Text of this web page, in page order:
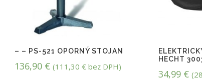
– – PS-521 OPORNÝ STOJAN
136,90 € (111,30 €bez DPH)
HECHT
34,99 € (